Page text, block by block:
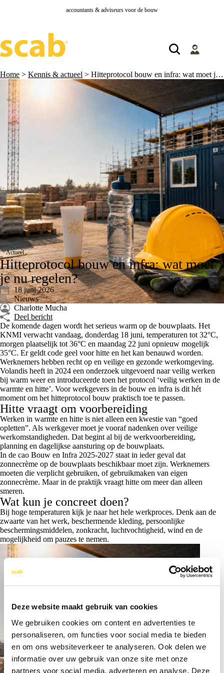
Deze website maakt gebruik van cookies
We gebruiken cookies om content en advertenties te
personaliseren, om functies voor social media te bieden
en om ons websiteverkeer te analyseren. Ook delen we
informatie over uw gebruik van onze site met onze
partners voor social media, adverteren en analyse. Deze
accountants & adviseurs voor de bouw
Home > Kennis & actueel > Hitteprotocol bouw en infra: wat moet je nu regelen?
Actueel
Hitteprotocol bouw en infra: wat moet
je nu regelen?
18 juni 2026
Nieuws
Charlotte Mucha
Deel bericht
De komende dagen wordt het serieus warm op de bouwplaats. Het
KNMI verwacht vandaag, donderdag 18 juni, temperaturen tot 32°C,
morgen plaatselijk tot 36°C en maandag 22 juni opnieuw mogelijk
35°C. Er geldt code geel voor hitte en het kan benauwd worden.
Werknemers hebben recht op en veilige en gezonde werkomgeving.
Volandis heeft in 2024 een onderzoek uitgevoerd naar veilig werken
bij warm weer en introduceerde toen het protocol ‘veilig werken in de
warmte en hitte’. Voor werkgevers in de bouw en infra is dit hét
moment om het hitteprotocol bouw praktisch toe te passen.
Hitte vraagt om voorbereiding
Werken in warmte en hitte is niet alleen een kwestie van “goed
opletten”. Als werkgever moet je vooraf nadenken over veilige
werkomstandigheden. Dat begint al bij de werkvoorbereiding,
planning en dagelijkse aansturing op de bouwplaats.
In de cao Bouw en Infra 2025-2027 staat in ieder geval dat
zonnecrème op de bouwplaats beschikbaar moet zijn. Werknemers
moeten die verplicht gebruiken, of gebruikmaken van eigen
zonnecrème. Maar in de praktijk vraagt hitte om meer dan alleen
smeren.
Wat kun je concreet doen?
Bij hoge temperaturen kijk je naar het hele werkproces. Denk aan de
zwaarte van het werk, beschermende kleding, persoonlijke
beschermingsmiddelen, zonkracht, luchtvochtigheid, wind en de
mogelijkheid om pauzes te nemen.